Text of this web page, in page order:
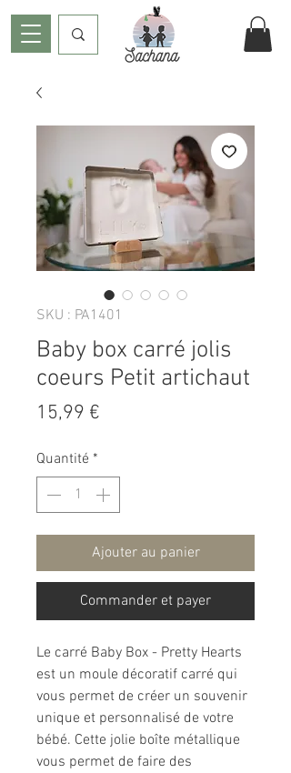
SKU : PA1401
Baby box carré jolis
coeurs Petit artichaut
15,99 €
Quantité *
Ajouter au panier
Commander et payer
Le carré Baby Box - Pretty Hearts
est un moule décoratif carré qui
vous permet de créer un souvenir
unique et personnalisé de votre
bébé. Cette jolie boîte métallique
vous permet de faire des